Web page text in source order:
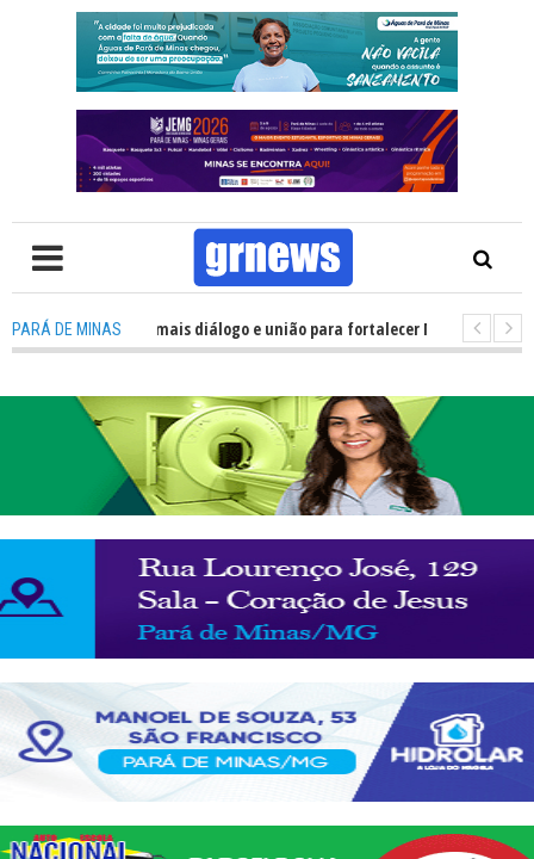
PARÁ DE MINAS
precisa de mais diálogo e união para fortalecer Minas e Pará de